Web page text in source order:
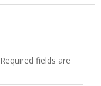
Required fields are